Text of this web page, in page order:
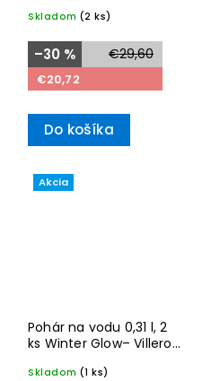
Skladom (2 ks)
€29,60
–30 %
€20,72
Do košíka
Akcia
Pohár na vodu 0,31 l, 2
ks Winter Glow– Villeroy
Skladom (1 ks)